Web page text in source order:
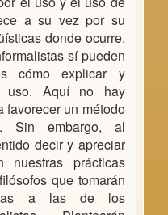
a su vez por su
donde ocurre.
sí pueden
cómo explicar y
uso. Aquí no hay
favorecer un método
Sin embargo, al
decir y apreciar
prácticas
que tomarán
a las de los